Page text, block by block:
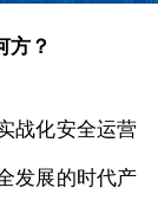
方？
战化安全运营
发展的时代产